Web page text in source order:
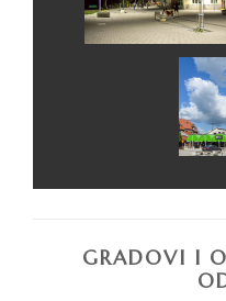
GRADOVI I